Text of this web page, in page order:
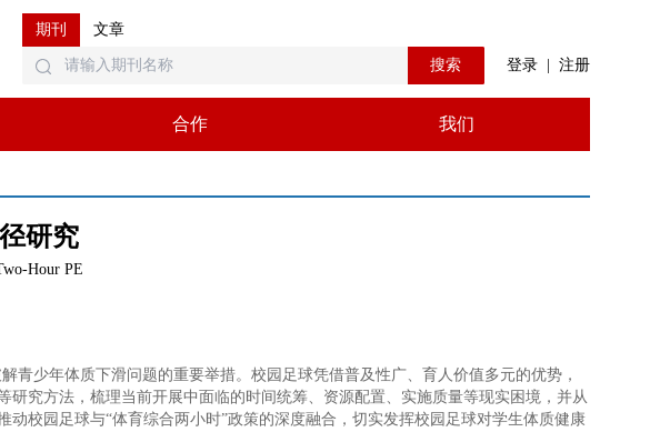
期刊 文章
搜索 登录 注册
合作 我们
研究
Hour PE
青少年体质下滑问题的重要举措。校园足球凭借普及性广、育人价值多元的优势，
究方法，梳理当前开展中面临的时间统筹、资源配置、实施质量等现实困境，并从
校园足球与“体育综合两小时”政策的深度融合，切实发挥校园足球对学生体质健康